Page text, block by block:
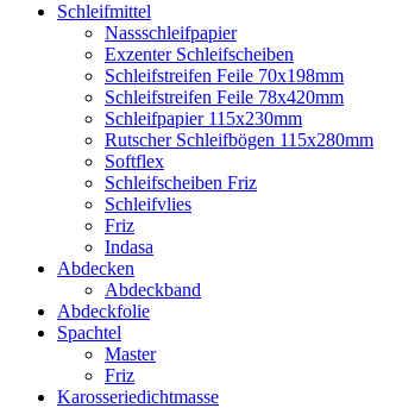
Schleifmittel
Nassschleifpapier
Exzenter Schleifscheiben
Schleifstreifen Feile 70x198mm
Schleifstreifen Feile 78x420mm
Schleifpapier 115x230mm
Rutscher Schleifbögen 115x280mm
Softflex
Schleifscheiben Friz
Schleifvlies
Friz
Indasa
Abdecken
Abdeckband
Abdeckfolie
Spachtel
Master
Friz
Karosseriedichtmasse